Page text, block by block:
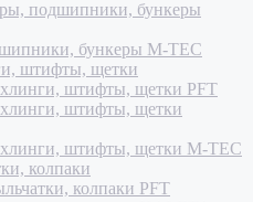
подшипники, бункеры
бункеры M-TEC
штифты, щетки
штифты, щетки PFT
штифты, щетки
штифты, щетки M-TEC
колпаки
колпаки PFT